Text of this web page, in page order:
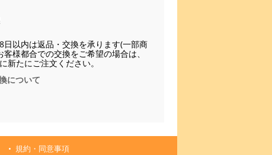
日以内は返品・交換を承ります(一部商
客様都合での交換をご希望の場合は、
新たにご注文ください。
について
規約・同意事項